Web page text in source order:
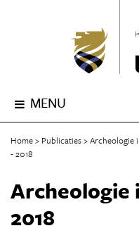
MENU
Home Publicaties Archeologie
- 2018
Archeologie
2018